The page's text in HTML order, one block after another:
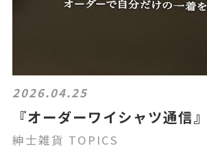
2026.04.25
『オーダーワイシャツ通信』
紳士雑貨 TOPICS